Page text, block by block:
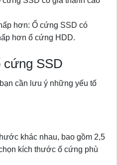
hơn: Ổ cứng SSD có
hơn ổ cứng HDD.
cứng SSD
cần lưu ý những yếu tố
khác nhau, bao gồm 2,5
kích thước ổ cứng phù